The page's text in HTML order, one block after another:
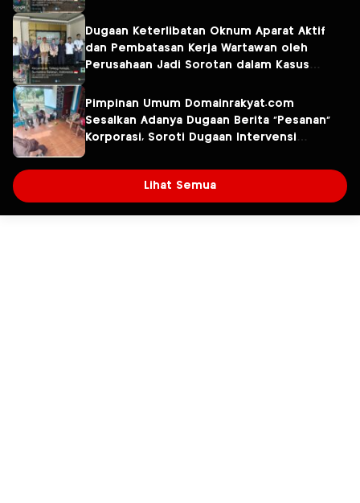
Dugaan Keterlibatan Oknum Aparat Aktif
dan Pembatasan Kerja Wartawan oleh
Perusahaan Jadi Sorotan dalam Kasus
Fresindo Jaya
Pimpinan Umum Domainrakyat.com
Sesalkan Adanya Dugaan Berita “Pesanan”
Korporasi, Soroti Dugaan Intervensi
Lingkungan
Lihat Semua